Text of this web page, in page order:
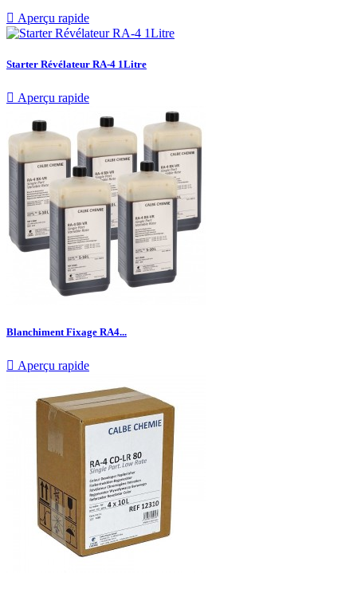
 Aperçu rapide
Starter Révélateur RA-4 1Litre
 Aperçu rapide
Blanchiment Fixage RA4...
 Aperçu rapide